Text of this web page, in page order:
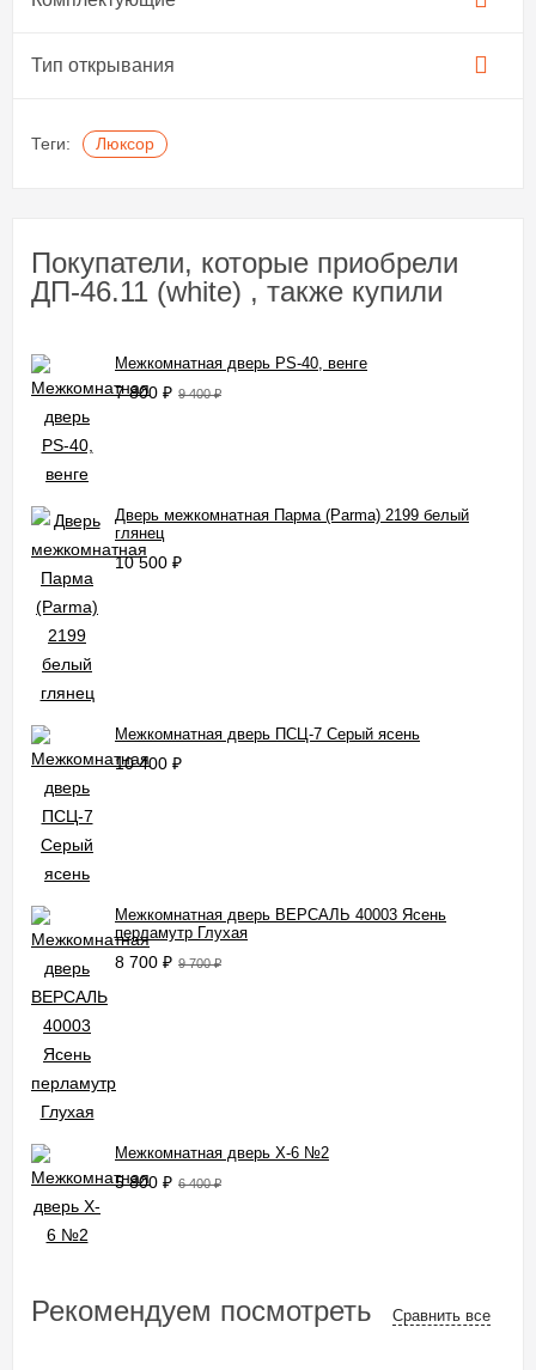
Тип открывания
Теги: Люксор
Покупатели, которые приобрели
ДП-46.11 (white) , также купили
Межкомнатная дверь PS-40, венге
7 800 ₽ 9 400₽
Дверь межкомнатная Парма (Parma) 2199 белый
глянец
10 500 ₽
Межкомнатная дверь ПСЦ-7 Серый ясень
10 400 ₽
Межкомнатная дверь ВЕРСАЛЬ 40003 Ясень
перламутр Глухая
8 700 ₽ 9 700₽
Межкомнатная дверь X-6 №2
5 800 ₽ 6 400₽
Рекомендуем посмотреть Сравнить все